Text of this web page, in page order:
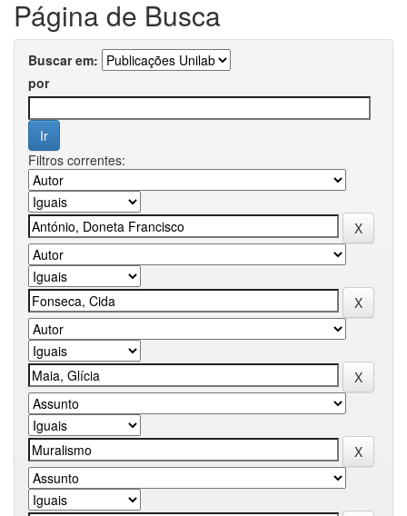
Página de Busca
Buscar em:
por
Filtros correntes: